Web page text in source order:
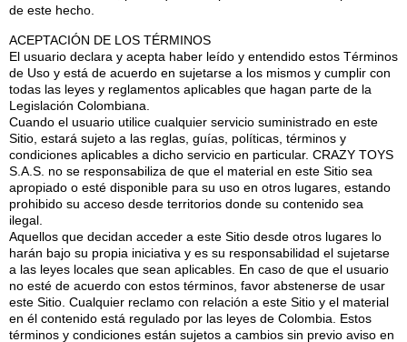
de este hecho.
ACEPTACIÓN DE LOS TÉRMINOS
El usuario declara y acepta haber leído y entendido estos Términos
de Uso y está de acuerdo en sujetarse a los mismos y cumplir con
todas las leyes y reglamentos aplicables que hagan parte de la
Legislación Colombiana.
Cuando el usuario utilice cualquier servicio suministrado en este
Sitio, estará sujeto a las reglas, guías, políticas, términos y
condiciones aplicables a dicho servicio en particular. CRAZY TOYS
S.A.S. no se responsabiliza de que el material en este Sitio sea
apropiado o esté disponible para su uso en otros lugares, estando
prohibido su acceso desde territorios donde su contenido sea
ilegal.
Aquellos que decidan acceder a este Sitio desde otros lugares lo
harán bajo su propia iniciativa y es su responsabilidad el sujetarse
a las leyes locales que sean aplicables. En caso de que el usuario
no esté de acuerdo con estos términos, favor abstenerse de usar
este Sitio. Cualquier reclamo con relación a este Sitio y el material
en él contenido está regulado por las leyes de Colombia. Estos
términos y condiciones están sujetos a cambios sin previo aviso en